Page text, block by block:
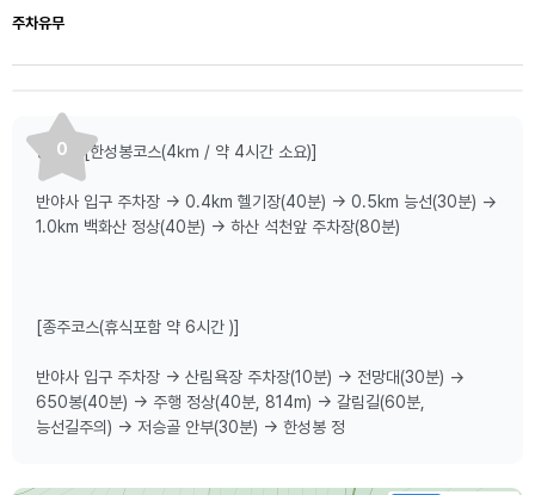
주차유무
0
등산로:[한성봉코스(4㎞ / 약 4시간 소요)]
반야사 입구 주차장 → 0.4km 헬기장(40분) → 0.5km 능선(30분) →
1.0km 백화산 정상(40분) → 하산 석천앞 주차장(80분)
[종주코스(휴식포함 약 6시간 )]
반야사 입구 주차장 → 산림욕장 주차장(10분) → 전망대(30분) →
650봉(40분) → 주행 정상(40분, 814m) → 갈림길(60분,
능선길주의) → 저승골 안부(30분) → 한성봉 정